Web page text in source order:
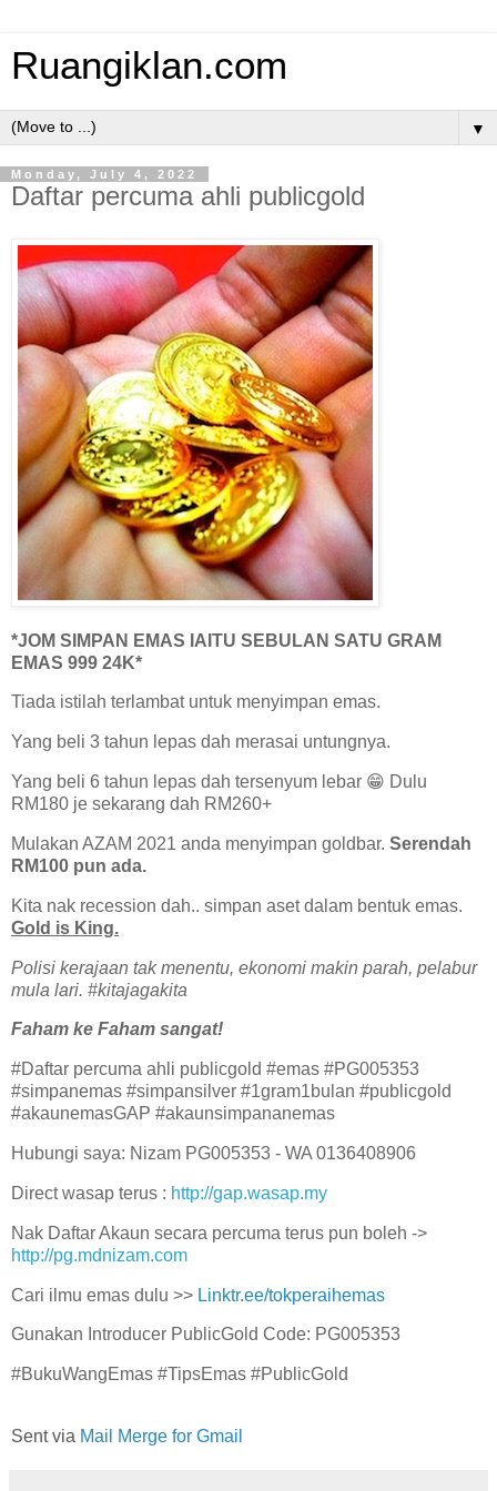
Ruangiklan.com
▼
Monday, July 4, 2022
Daftar percuma ahli publicgold
*JOM SIMPAN EMAS IAITU SEBULAN SATU GRAM
EMAS 999 24K*
Tiada istilah terlambat untuk menyimpan emas.
Yang beli 3 tahun lepas dah merasai untungnya.
Yang beli 6 tahun lepas dah tersenyum lebar 😁 Dulu
RM180 je sekarang dah RM260+
Mulakan AZAM 2021 anda menyimpan goldbar. Serendah
RM100 pun ada.
Kita nak recession dah.. simpan aset dalam bentuk emas.
Gold is King.
Polisi kerajaan tak menentu, ekonomi makin parah, pelabur
mula lari. #kitajagakita
Faham ke Faham sangat!
#Daftar percuma ahli publicgold #emas #PG005353
#simpanemas #simpansilver #1gram1bulan #publicgold
#akaunemasGAP #akaunsimpananemas
Hubungi saya: Nizam PG005353 - WA 0136408906
Direct wasap terus : http://gap.wasap.my
Nak Daftar Akaun secara percuma terus pun boleh ->
http://pg.mdnizam.com
Cari ilmu emas dulu >> Linktr.ee/tokperaihemas
Gunakan Introducer PublicGold Code: PG005353
#BukuWangEmas #TipsEmas #PublicGold
Sent via Mail Merge for Gmail